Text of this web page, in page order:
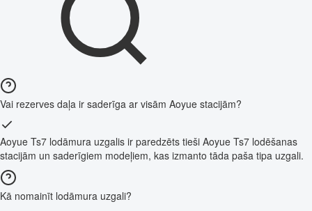
Vai rezerves daļa ir saderīga ar visām Aoyue stacijām?
Aoyue Ts7 lodāmura uzgalis ir paredzēts tieši Aoyue Ts7 lodēšanas
stacijām un saderīgiem modeļiem, kas izmanto tāda paša tipa uzgali.
Kā nomainīt lodāmura uzgali?